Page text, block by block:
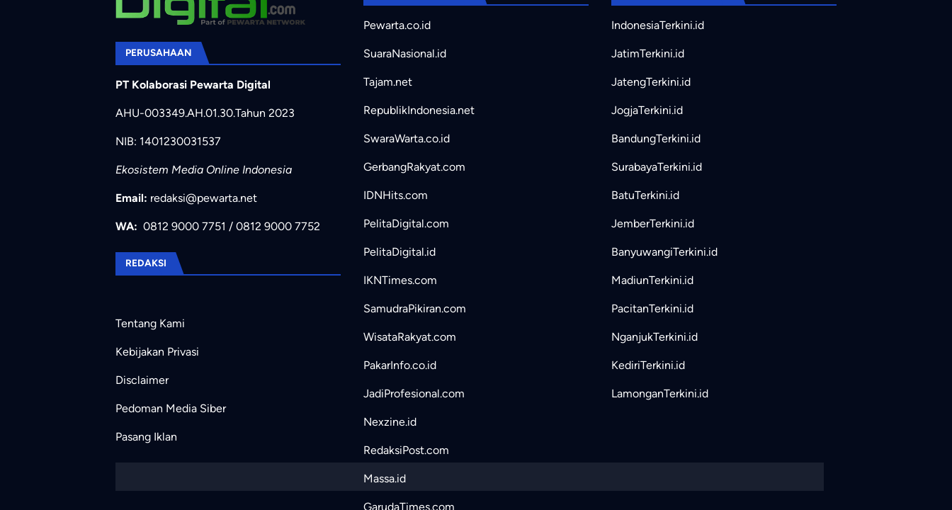
PERUSAHAAN
PT Kolaborasi Pewarta Digital
AHU-003349.AH.01.30.Tahun 2023
NIB: 1401230031537
Ekosistem Media Online Indonesia
Email: redaksi@pewarta.net
WA: 0812 9000 7751 / 0812 9000 7752
REDAKSI
Tentang Kami
Kebijakan Privasi
Disclaimer
Pedoman Media Siber
Pasang Iklan
Pewarta.co.id
SuaraNasional.id
Tajam.net
RepublikIndonesia.net
SwaraWarta.co.id
GerbangRakyat.com
IDNHits.com
PelitaDigital.com
PelitaDigital.id
IKNTimes.com
SamudraPikiran.com
WisataRakyat.com
PakarInfo.co.id
JadiProfesional.com
Nexzine.id
RedaksiPost.com
Massa.id
GarudaTimes.com
IndonesiaTerkini.id
JatimTerkini.id
JatengTerkini.id
JogjaTerkini.id
BandungTerkini.id
SurabayaTerkini.id
BatuTerkini.id
JemberTerkini.id
BanyuwangiTerkini.id
MadiunTerkini.id
PacitanTerkini.id
NganjukTerkini.id
KediriTerkini.id
LamonganTerkini.id